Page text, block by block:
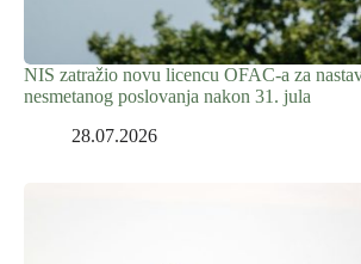
NIS zatražio novu licencu OFAC-a za
nesmetanog poslovanja nakon 31. jula
28.07.2026